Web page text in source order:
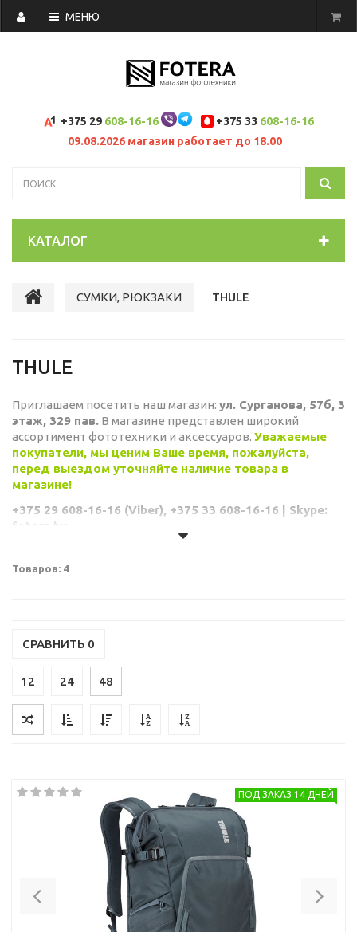
МЕНЮ
+375 29 608-16-16 +375 33 608-16-16
09.08.2026 магазин работает до 18.00
КАТАЛОГ
СУМКИ, РЮКЗАКИ THULE
THULE
Приглашаем посетить наш магазин: ул. Сурганова, 57б, 3
этаж, 329 пав. В магазине представлен широкий
ассортимент фототехники и аксессуаров. Уважаемые
покупатели, мы ценим Ваше время, пожалуйста,
перед выездом уточняйте наличие товара в
магазине!
+375 29 608-16-16 (Viber), +375 33 608-16-16 | Skype:
fotera.by
Товаров: 4
СРАВНИТЬ 0
12 24 48
ПОД ЗАКАЗ 14 ДНЕЙ